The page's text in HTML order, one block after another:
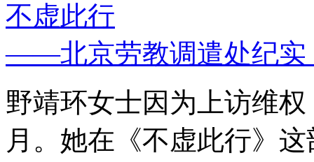
不虚此行
——北京劳教调遣处纪实
野靖环女士因为上访维
月。她在《不虚此行》